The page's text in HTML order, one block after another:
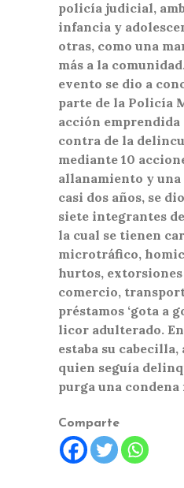
policía judicial,
infancia y
otras, como una
más a la
evento se dio a
parte de la Policía
acción emprendida
contra de la
mediante 10
allanamiento y
casi dos años, se
siete integrantes
la cual se tienen
microtráfico,
hurtos,
comercio,
préstamos ‘gota a
licor adulterado.
estaba su cabecilla,
quien seguía
purga una
Comparte